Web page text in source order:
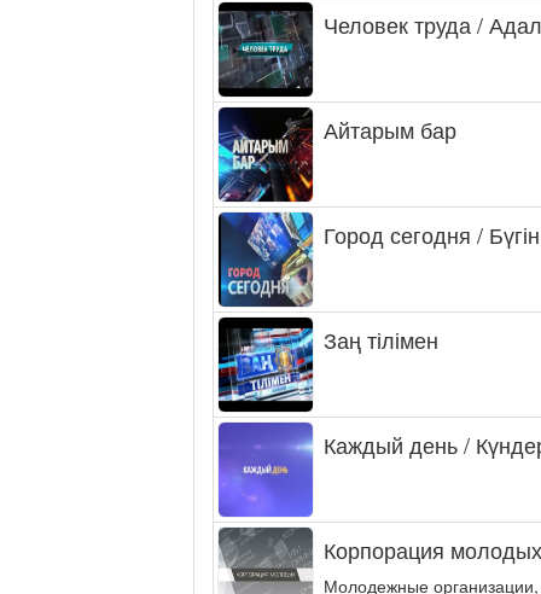
Человек труда /
Айтарым бар
Город сегодня /
Заң тілімен
Каждый день /
Корпорация
Молодежные